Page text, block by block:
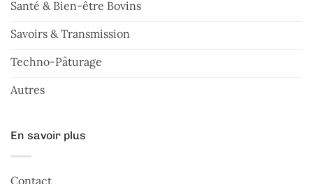
Santé & Bien-être Bovins
Savoirs & Transmission
Techno-Pâturage
Autres
En savoir plus
Contact